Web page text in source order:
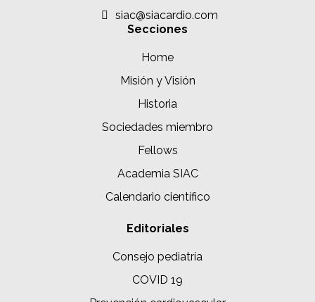
siac@siacardio.com
Secciones
Home
Misión y Visión
Historia
Sociedades miembro
Fellows
Academia SIAC
Calendario científico
Editoriales
Consejo pediatría
COVID 19